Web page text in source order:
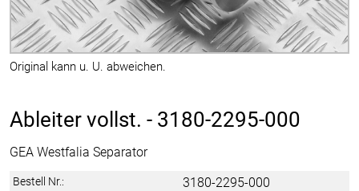
Original kann u. U. abweichen.
Ableiter vollst. - 3180-2295-000
GEA Westfalia Separator
Bestell Nr.: 3180-2295-000